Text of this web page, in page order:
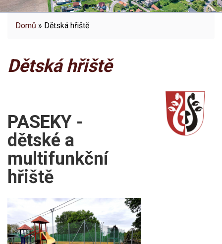
Domů » Dětská hřiště
Dětská hřiště
PASEKY -
dětské a
multifunkční
hřiště